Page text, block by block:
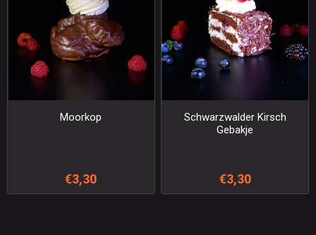
Moorkop
€3,30
Schwarzwalder Kirsch
Gebakje
€3,30